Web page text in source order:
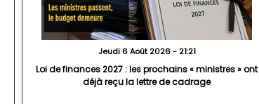
Jeudi 6 Août 2026 - 21:21
Loi de finances 2027 : les prochains « ministres » ont
déjà reçu la lettre de cadrage